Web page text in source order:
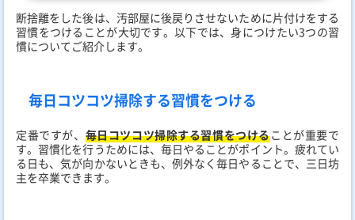
断捨離をした後は、汚部屋に後戻りさせないために片付けをする
習慣をつけることが大切です。以下では、身につけたい3つの習
慣についてご紹介します。
毎日コツコツ掃除する習慣をつける
定番ですが、 毎日コツコツ掃除する習慣をつけることが重要で
す。習慣化を行うためには、毎日やることがポイント。疲れてい
る日も、気が向かないときも、例外なく毎日やることで、三日坊
主を卒業できます。